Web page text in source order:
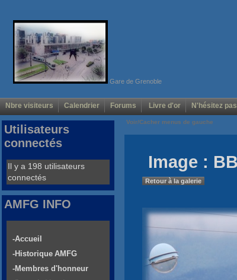
Gare de Grenoble
Nbre visiteurs Calendrier Forums Livre d'or N'hésitez
Voir/Cacher menus de gauche
Image :
Retour à la galerie
Utilisateurs
connectés
Il y a 198 utilisateurs
connectés
AMFG INFO
-Accueil
-Historique AMFG
-Membres d'honneur